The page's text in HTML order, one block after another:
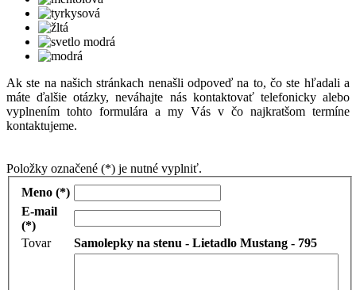
Ak ste na našich stránkach nenašli odpoveď na to, čo ste hľadali a
máte ďalšie otázky, neváhajte nás kontaktovať telefonicky alebo
vyplnením tohto formulára a my Vás v čo najkratšom termíne
kontaktujeme.
Položky označené (*) je nutné vyplniť.
Meno (*)
E-mail
(*)
Tovar
Samolepky na stenu - Lietadlo Mustang - 795